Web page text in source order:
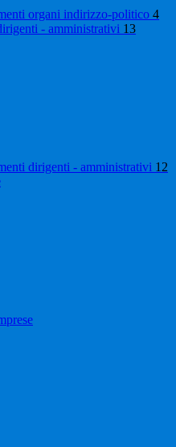
organi indirizzo-politico 4
- amministrativi 13
dirigenti - amministrativi 12